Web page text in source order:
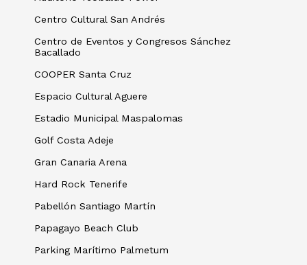
Centro Cultural San Andrés
Centro de Eventos y Congresos Sánchez
Bacallado
COOPER Santa Cruz
Espacio Cultural Aguere
Estadio Municipal Maspalomas
Golf Costa Adeje
Gran Canaria Arena
Hard Rock Tenerife
Pabellón Santiago Martín
Papagayo Beach Club
Parking Marítimo Palmetum